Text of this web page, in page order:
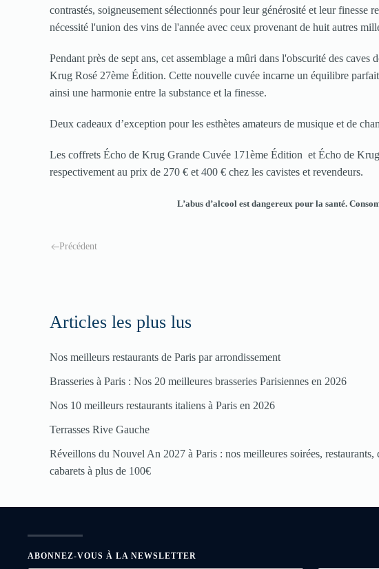
contrastés, soigneusement sélectionnés pour leur générosité et leur finesse
nécessité l'union des vins de l'année avec ceux provenant de huit autres
Pendant près de sept ans, cet assemblage a mûri dans l'obscurité des
Krug Rosé 27ème Édition. Cette nouvelle cuvée incarne un équilibre
ainsi une harmonie entre la substance et la finesse.
Deux cadeaux d’exception pour les esthètes amateurs de musique et de
Les coffrets Écho de Krug Grande Cuvée 171ème Édition et Écho de
respectivement au prix de 270 € et 400 € chez les cavistes et revendeurs.
L’abus d’alcool est dangereux pour la santé.
Précédent
Articles les plus lus
Nos meilleurs restaurants de Paris par arrondissement
Brasseries à Paris : Nos 20 meilleures brasseries Parisiennes en 2026
Nos 10 meilleurs restaurants italiens à Paris en 2026
Terrasses Rive Gauche
Réveillons du Nouvel An 2027 à Paris : nos meilleures soirées, restaurants,
cabarets à plus de 100€
ABONNEZ-VOUS À LA NEWSLETTER